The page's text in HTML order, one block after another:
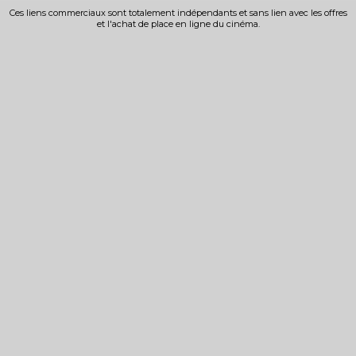
Ces liens commerciaux sont totalement indépendants et sans lien avec les offres
et l'achat de place en ligne du cinéma.